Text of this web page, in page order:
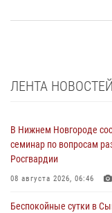
ЛЕНТА НОВОСТЕЙ
В Нижнем Новгороде
семинар по вопросам
Росгвардии
08 августа 2026, 06:46
Беспокойные сутки в